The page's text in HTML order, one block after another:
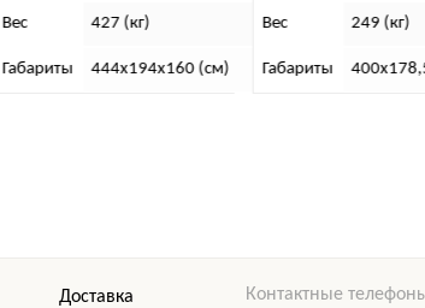
Вес 249 (кг)
Габариты 400х178,5х154,5 (см)
Вес 427 (кг)
Габариты
Доставка Контактные